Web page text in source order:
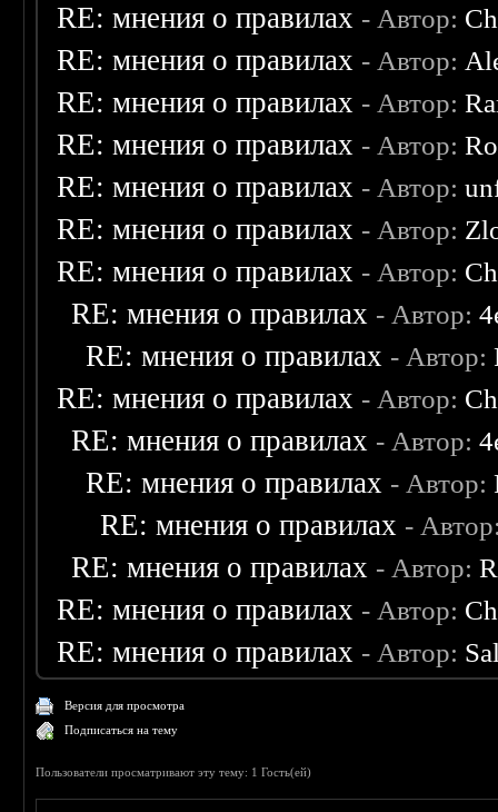
RE: мнения о правилах - Автор:
RE: мнения о правилах - Автор:
RE: мнения о правилах - Автор:
RE: мнения о правилах - Автор:
RE: мнения о правилах - Автор:
RE: мнения о правилах - Автор:
RE: мнения о правилах - Автор:
RE: мнения о правилах - Автор:
RE: мнения о правилах - Автор:
RE: мнения о правилах - Автор:
RE: мнения о правилах - Автор:
RE: мнения о правилах - Автор:
RE: мнения о правилах -
RE: мнения о правилах - Автор:
RE: мнения о правилах - Автор:
RE: мнения о правилах - Автор:
Версия для просмотра
Подписаться на тему
Пользователи просматривают эту тему: 1 Гость(ей)